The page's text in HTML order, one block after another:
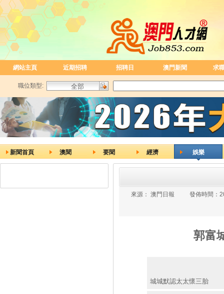
網站主頁 近期招聘 招聘日 澳門新聞 求
職位類型:
新聞首頁 澳聞 要聞 經濟 娛樂
來源： 澳門日報 發佈時間：
郭富
城城默認太太懷三胎